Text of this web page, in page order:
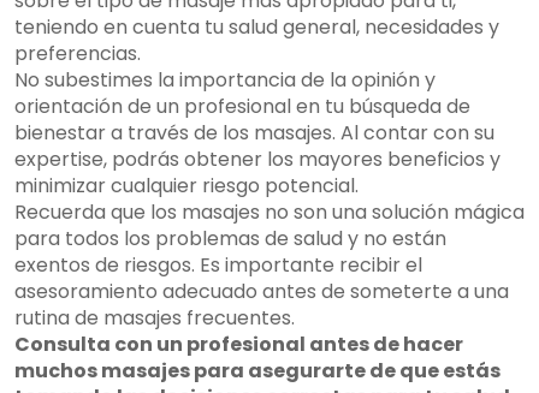
teniendo en cuenta tu salud general, necesidades y
preferencias.
No subestimes la importancia de la opinión y
orientación de un profesional en tu búsqueda de
bienestar a través de los masajes. Al contar con su
expertise, podrás obtener los mayores beneficios y
minimizar cualquier riesgo potencial.
Recuerda que los masajes no son una solución mágica
para todos los problemas de salud y no están
exentos de riesgos. Es importante recibir el
asesoramiento adecuado antes de someterte a una
rutina de masajes frecuentes.
Consulta con un profesional antes de hacer
muchos masajes para asegurarte de que estás